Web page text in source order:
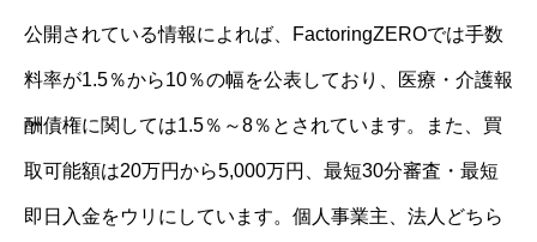
公開されている情報によれば、FactoringZEROでは手数
料率が1.5％から10％の幅を公表しており、医療・介護報
酬債権に関しては1.5％～8％とされています。また、買
取可能額は20万円から5,000万円、最短30分審査・最短
即日入金をウリにしています。個人事業主、法人どちら